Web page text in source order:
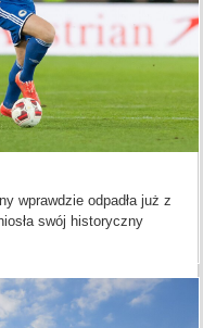
wprawdzie odpadła już z
swój historyczny